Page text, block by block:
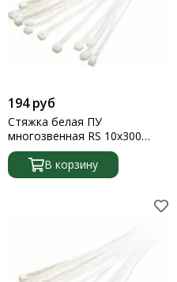
194 руб
Стяжка белая ПУ
многозвенная RS 10х300
20штук TDM SQ0515-0603
В корзину